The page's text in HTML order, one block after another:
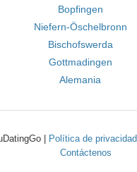
Bopfingen
Niefern-Öschelbronn
Bischofswerda
Gottmadingen
Alemania
| Política de privacidad
Contáctenos